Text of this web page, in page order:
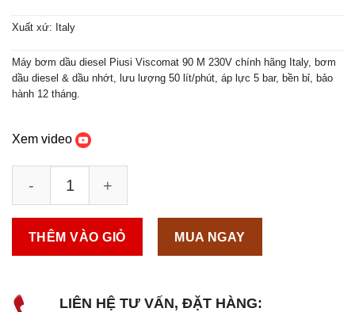
Xuất xứ: Italy
Máy bơm dầu diesel Piusi Viscomat 90 M 230V chính hãng Italy, bơm
dầu diesel & dầu nhớt, lưu lượng 50 lít/phút, áp lực 5 bar, bền bỉ, bảo
hành 12 tháng.
Xem video
THÊM VÀO GIỎ MUA NGAY
LIÊN HỆ TƯ VẤN, ĐẶT HÀNG: